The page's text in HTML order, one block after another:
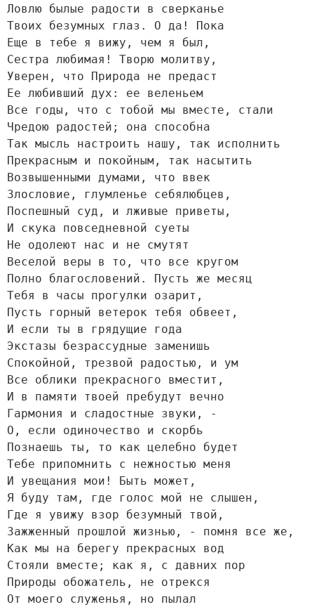
Ловлю былые радости в сверканье
Твоих безумных глаз. О да! Пока
Еще в тебе я вижу, чем я был,
Сестра любимая! Творю молитву,
Уверен, что Природа не предаст
Ее любивший дух: ее веленьем
Все годы, что с тобой мы вместе, стали
Чредою радостей; она способна
Так мысль настроить нашу, так исполнить
Прекрасным и покойным, так насытить
Возвышенными думами, что ввек
Злословие, глумленье себялюбцев,
Поспешный суд, и лживые приветы,
И скука повседневной суеты
Не одолеют нас и не смутят
Веселой веры в то, что все кругом
Полно благословений. Пусть же месяц
Тебя в часы прогулки озарит,
Пусть горный ветерок тебя обвеет,
И если ты в грядущие года
Экстазы безрассудные заменишь
Спокойной, трезвой радостью, и ум
Все облики прекрасного вместит,
И в памяти твоей пребудут вечно
Гармония и сладостные звуки, -
О, если одиночество и скорбь
Познаешь ты, то как целебно будет
Тебе припомнить с нежностью меня
И увещания мои! Быть может,
Я буду там, где голос мой не слышен,
Где я увижу взор безумный твой,
Зажженный прошлой жизнью, - помня все же,
Как мы на берегу прекрасных вод
Стояли вместе; как я, с давних пор
Природы обожатель, не отрекся
От моего служенья, но пылал